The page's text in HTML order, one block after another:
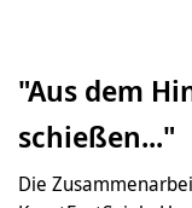
"Aus dem
schießen..."
Die